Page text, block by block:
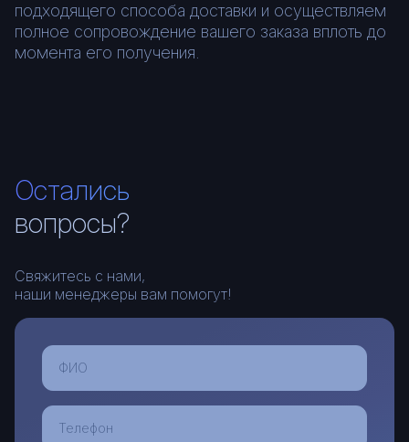
подходящего способа доставки и осуществляем
полное сопровождение вашего заказа вплоть до
момента его получения.
Остались
вопросы?
Свяжитесь с нами,
наши менеджеры вам помогут!